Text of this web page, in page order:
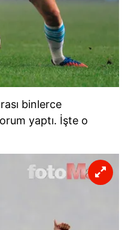
binlerce
yaptı. İşte o